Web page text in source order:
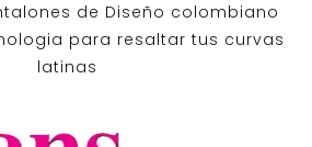
de Diseño colombiano
para resaltar tus curvas
latinas